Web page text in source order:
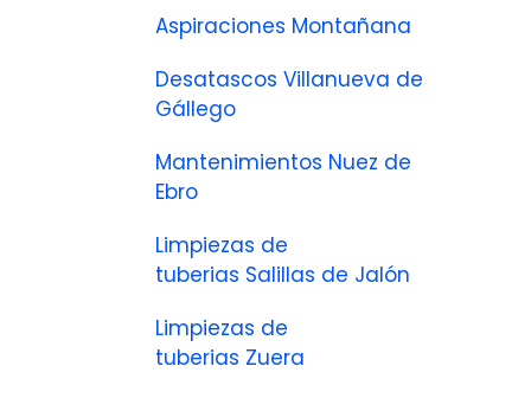
Aspiraciones Montañana
Desatascos Villanueva de
Gállego
Mantenimientos Nuez de
Ebro
Limpiezas de
tuberias Salillas de Jalón
Limpiezas de
tuberias Zuera